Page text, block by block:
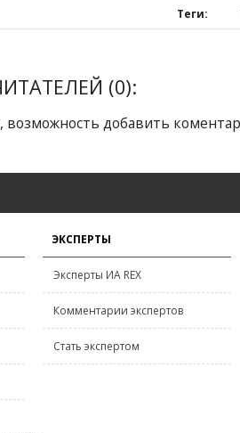
Теги:
(0):
возможность добавить
ЭКСПЕРТЫ
Эксперты ИА REX
Комментарии экспертов
Стать экспертом